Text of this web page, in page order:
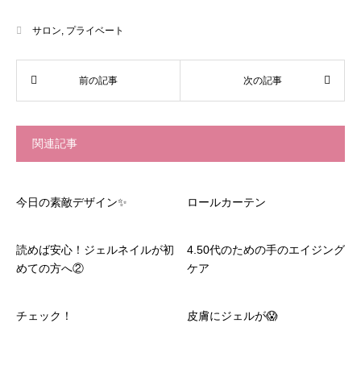
サロン, プライベート
関連記事
今日の素敵デザイン✨ ロールカーテン
読めば安心！ジェルネイルが初
めての方へ②
4.50代のための手のエイジング
ケア
チェック！ 皮膚にジェルが😱